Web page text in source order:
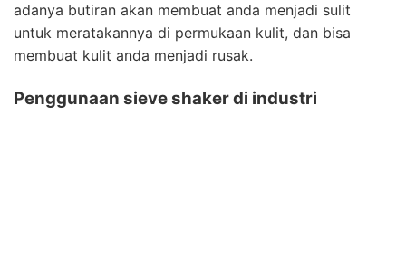
adanya butiran akan membuat anda menjadi sulit
untuk meratakannya di permukaan kulit, dan bisa
membuat kulit anda menjadi rusak.
Penggunaan sieve shaker di industri